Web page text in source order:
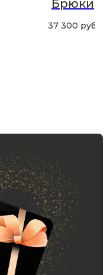
Брюки
37 300 руб.